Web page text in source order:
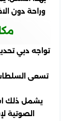
وراحة دون
تواجه دبي
تسعى السلطات
يشمل ذلك
الصوتية